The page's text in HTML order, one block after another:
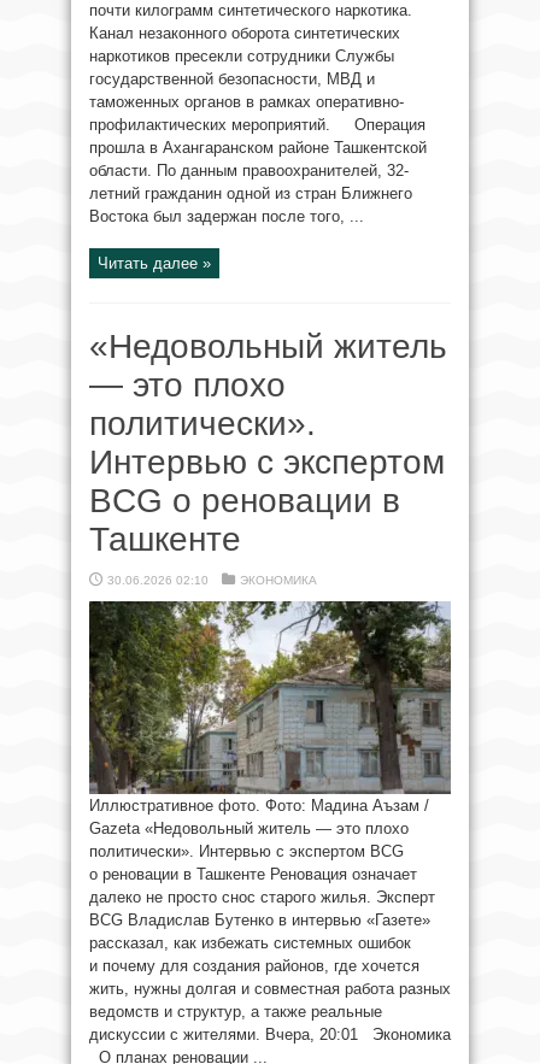
почти килограмм синтетического наркотика.
Канал незаконного оборота синтетических
наркотиков пресекли сотрудники Службы
государственной безопасности, МВД и
таможенных органов в рамках оперативно-
профилактических мероприятий. Операция
прошла в Ахангаранском районе Ташкентской
области. По данным правоохранителей, 32-
летний гражданин одной из стран Ближнего
Востока был задержан после того, ...
Читать далее »
«Недовольный житель
— это плохо
политически».
Интервью с экспертом
BCG о реновации в
Ташкенте
30.06.2026 02:10 ЭКОНОМИКА
Иллюстративное фото. Фото: Мадина Аъзам /
Gazeta «Недовольный житель — это плохо
политически». Интервью с экспертом BCG
о реновации в Ташкенте Реновация означает
далеко не просто снос старого жилья. Эксперт
BCG Владислав Бутенко в интервью «Газете»
рассказал, как избежать системных ошибок
и почему для создания районов, где хочется
жить, нужны долгая и совместная работа разных
ведомств и структур, а также реальные
дискуссии с жителями. Вчера, 20:01 Экономика
О планах реновации ...